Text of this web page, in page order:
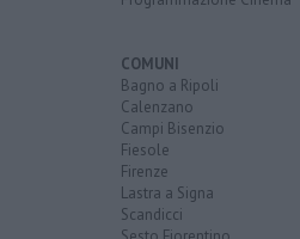
COMUNI
Bagno a Ripoli
Calenzano
Campi Bisenzio
Fiesole
Firenze
Lastra a Signa
Scandicci